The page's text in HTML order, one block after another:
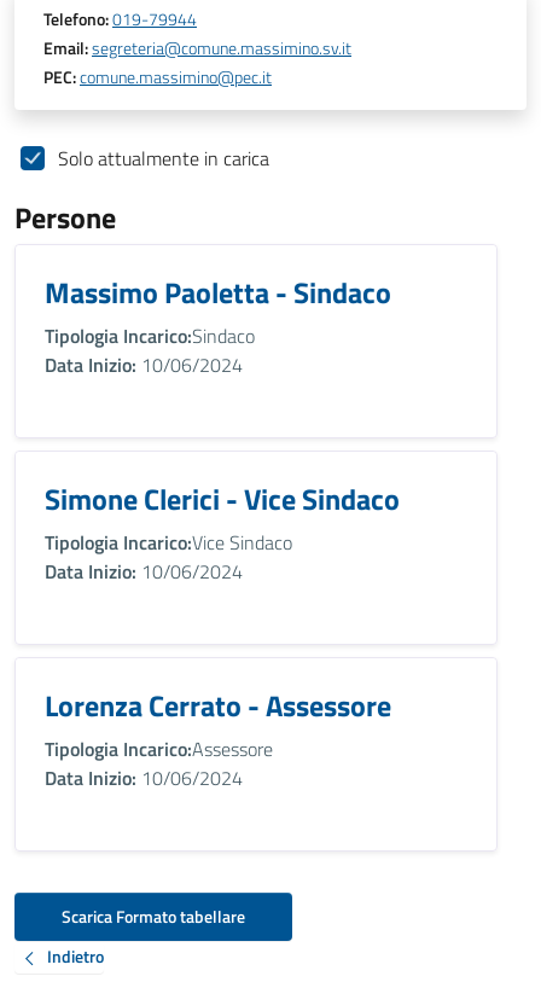
Telefono:019-79944
Email:segreteria@comune.massimino.sv.it
PEC:comune.massimino@pec.it
Solo attualmente in carica
Persone
Massimo Paoletta - Sindaco
Tipologia Incarico:Sindaco
Data Inizio: 10/06/2024
Simone Clerici - Vice Sindaco
Tipologia Incarico:Vice Sindaco
Data Inizio: 10/06/2024
Lorenza Cerrato - Assessore
Tipologia Incarico:Assessore
Data Inizio: 10/06/2024
Scarica Formato tabellare
Indietro